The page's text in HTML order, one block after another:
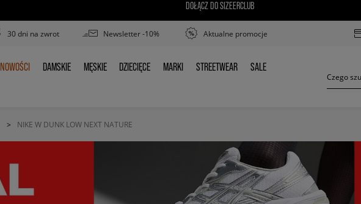
DOŁĄCZ DO SIZEERCLUB
30 dni na zwrot Newsletter -10% Aktualne promocje
NOWOŚCI
NOWOŚCI DAMSKIE
DAMSKIE MĘSKIE
MĘSKIE DZIECIĘCE
DZIECIĘCE MARKI
MARKI STREETWEAR
STREETWEAR SALE
SALE
> NIKE W DUNK LOW NEXT NATURE